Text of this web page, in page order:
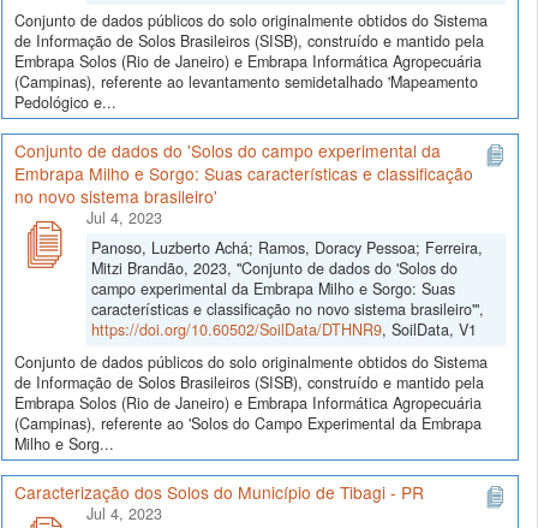
Conjunto de dados públicos do solo originalmente obtidos do Sistema
de Informação de Solos Brasileiros (SISB), construído e mantido pela
Embrapa Solos (Rio de Janeiro) e Embrapa Informática Agropecuária
(Campinas), referente ao levantamento semidetalhado 'Mapeamento
Pedológico e...
Conjunto de dados do 'Solos do campo experimental da
Embrapa Milho e Sorgo: Suas características e classificação
no novo sistema brasileiro'
Jul 4, 2023
Panoso, Luzberto Achá; Ramos, Doracy Pessoa; Ferreira,
Mitzi Brandão, 2023, "Conjunto de dados do 'Solos do
campo experimental da Embrapa Milho e Sorgo: Suas
características e classificação no novo sistema brasileiro'",
https://doi.org/10.60502/SoilData/DTHNR9, SoilData, V1
Conjunto de dados públicos do solo originalmente obtidos do Sistema
de Informação de Solos Brasileiros (SISB), construído e mantido pela
Embrapa Solos (Rio de Janeiro) e Embrapa Informática Agropecuária
(Campinas), referente ao 'Solos do Campo Experimental da Embrapa
Milho e Sorg...
Caracterização dos Solos do Município de Tibagi - PR
Jul 4, 2023